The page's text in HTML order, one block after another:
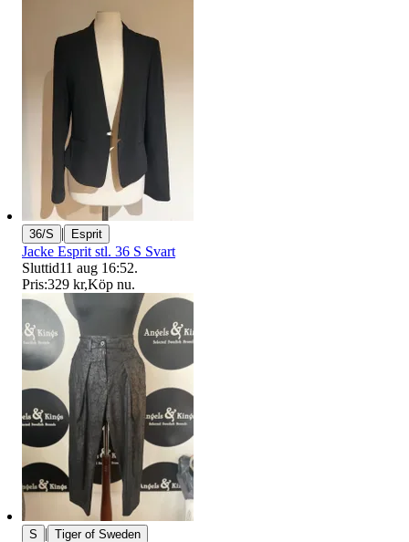
36/S | Esprit
Jacke Esprit stl. 36 S Svart
Sluttid11 aug 16:52.
Pris:329 kr,Köp nu.
S | Tiger of Sweden